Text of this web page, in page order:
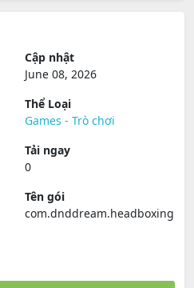
Cập nhật
June 08, 2026
Thể Loại
Games - Trò chơi
Tải ngay
0
Tên gói
com.dnddream.headboxing